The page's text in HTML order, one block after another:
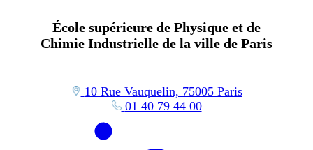
École supérieure de Physique et de
Chimie Industrielle de la ville de Paris
10 Rue Vauquelin, 75005 Paris
01 40 79 44 00